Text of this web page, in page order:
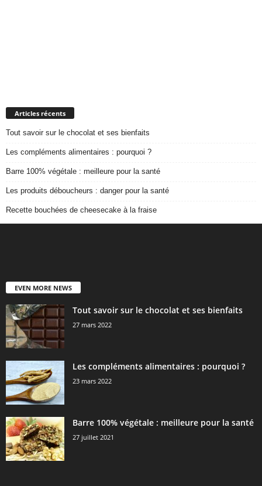
Articles récents
Tout savoir sur le chocolat et ses bienfaits
Les compléments alimentaires : pourquoi ?
Barre 100% végétale : meilleure pour la santé
Les produits déboucheurs : danger pour la santé
Recette bouchées de cheesecake à la fraise
EVEN MORE NEWS
Tout savoir sur le chocolat et ses bienfaits
27 mars 2022
Les compléments alimentaires : pourquoi ?
23 mars 2022
Barre 100% végétale : meilleure pour la santé
27 juillet 2021